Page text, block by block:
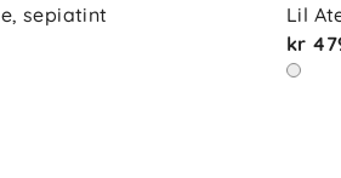
sepiatint
Lil
kr